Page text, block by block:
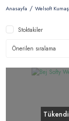
Anasayfa Welsoft Kumaş
Stoktakiler
Tükendi